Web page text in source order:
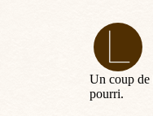
Un coup de
pourri.